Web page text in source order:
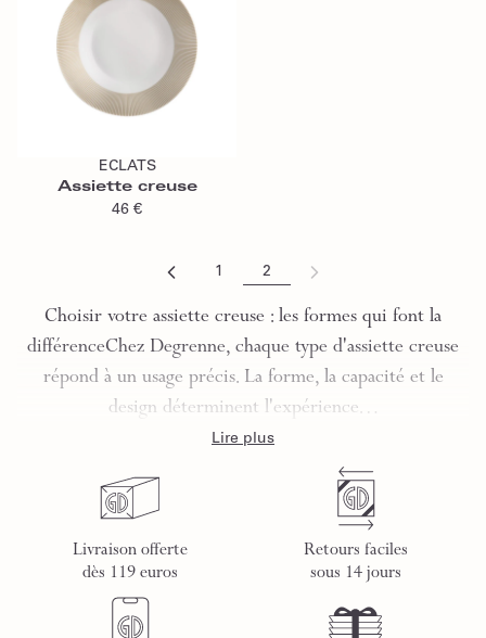
ECLATS
Assiette creuse
46 €
1 2
Choisir votre assiette creuse : les formes qui font la
différenceChez Degrenne, chaque type d'assiette creuse
répond à un usage précis. La forme, la capacité et le
design déterminent l'expérience…
Lire plus
Livraison offerte
dès 119 euros
Retours faciles
sous 14 jours